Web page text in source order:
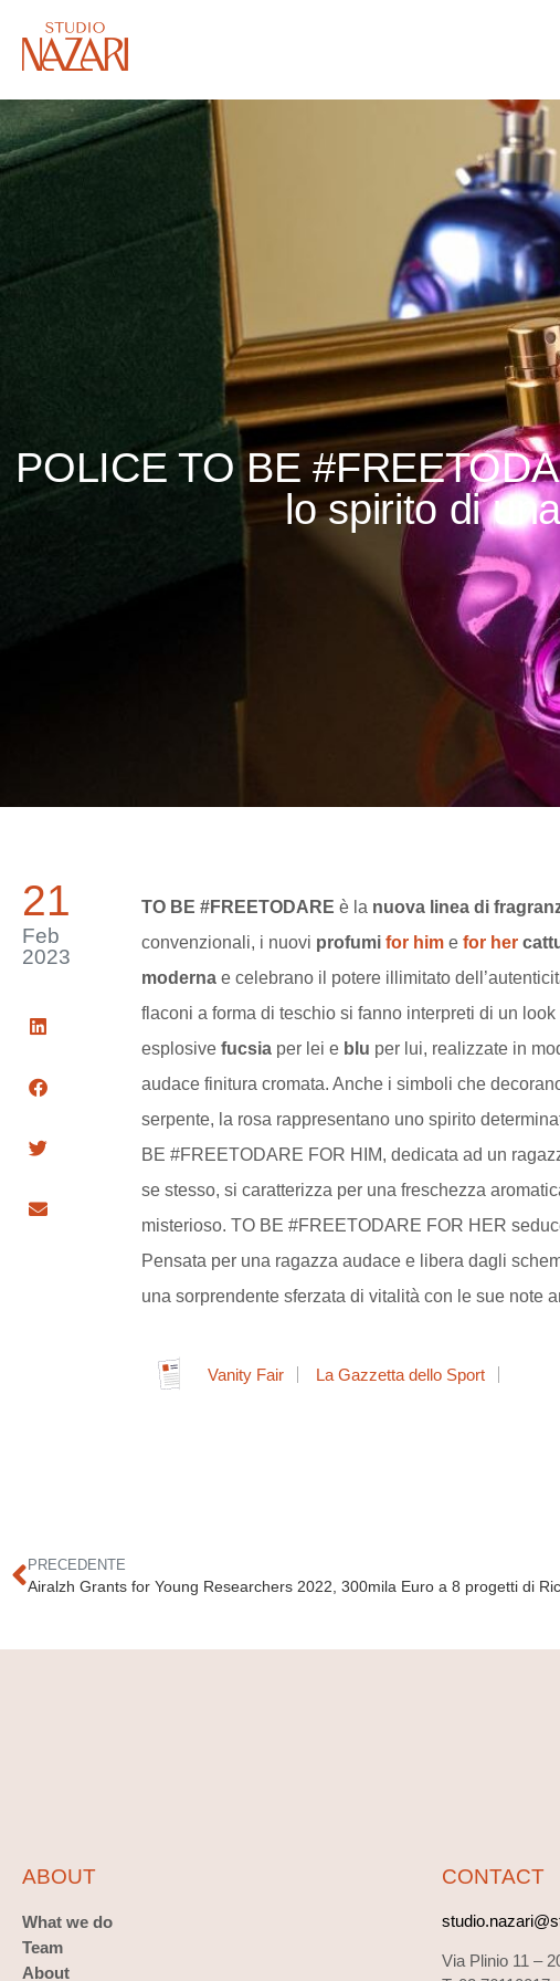
POLICE TO BE
lo spirito di
21
Feb
2023
TO BE #FREETODARE è la nuova linea di
convenzionali, i nuovi profumi for him e for her
moderna e celebrano il potere illimitato
flaconi a forma di teschio si fanno interpreti di un
esplosive fucsia per lei e blu per lui, realizzate in
audace finitura cromata. Anche i simboli che
serpente, la rosa rappresentano uno spirito
BE #FREETODARE FOR HIM, dedicata ad un
se stesso, si caratterizza per una freschezza
misterioso. TO BE #FREETODARE FOR HER
Pensata per una ragazza audace e libera dagli
una sorprendente sferzata di vitalità con le sue note
Vanity Fair La Gazzetta dello Sport
PRECEDENTE
ABOUT
What we do
Team
About
CONTACT
Via Plinio 11 –